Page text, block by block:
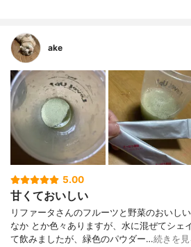
ブドウ種子、ビ
ツ、パパイヤ、
ンゴ、アプリコ
ジ、ブラックカ
葉、トマト、ニ
ャベツ、玉ねぎ
ス、オリーブ、
菌、メロンプラ
ントテン酸カル
ビタミンD、ビ
ウダー、香料（
ake
5.00
甘くておいしい
リファータさんのフルーツと野菜のおいし
なか とか色々ありますが、水に混ぜてシェ
て飲みましたが、緑色のパウダー…続きを見